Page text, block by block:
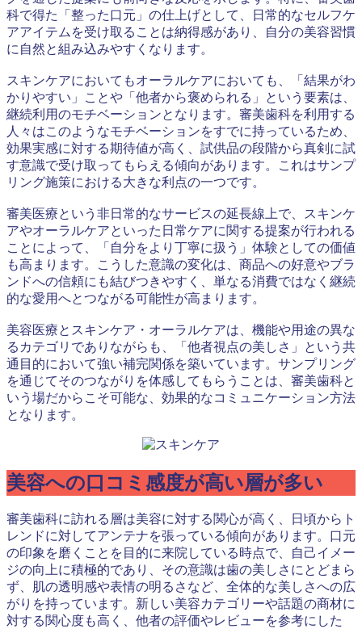
科で得た「整った口元」の仕上げとして、日常的なセルフケ
アアイテムを受け取ることは納得感があり、自分の美容習慣
に自然と組み込みやすくなります。
スキンケアにおいてもオーラルケアにおいても、「結果がわ
かりやすい」ことや「他者から褒められる」という要素は、
継続利用のモチベーションとなります。審美歯科を利用する
人々はこのようなモチベーションをすでに持っているため、
効果実感に対する期待値が高く、試供品の段階から真剣に試
す意識で受け取ってもらえる傾向があります。これはサンプ
リング施策における大きな利点の一つです。
審美医療という非日常的なサービスの延長線上で、スキンケ
アやオーラルケアといった日常ケアに関する提案が行われる
ことによって、「自分をより丁寧に扱う」体験としての価値
も高まります。こうした意識の変化は、商品への好意やブラ
ンドへの信頼にも結びつきやすく、単なる消費ではなく継続
的な愛用へとつながる可能性が高まります。
美容医療とスキンケア・オーラルケアは、機能や用途の異な
るカテゴリでありながらも、「他者視点の美しさ」という共
通目的において強い補完関係を築いています。サンプリング
を通じてそのつながりを体感してもらうことは、審美歯科と
いう場だからこそ可能な、効果的なコミュニケーション方法
となります。
美容への口コミ感度が高い層が多い
審美歯科に訪れる層は美容に対する関心が高く、日頃からト
レンドに対してアンテナを張っている傾向があります。口元
の印象を磨くことを目的に来院している時点で、自己イメー
ジの向上に積極的であり、その意識は歯の美しさにとどまら
ず、肌の透明感や表情の明るさなど、全体的な美しさへの広
がりを持っています。新しい美容カテゴリーや話題の商材に
対する関心度も高く、他者の評価やレビューを参考にした